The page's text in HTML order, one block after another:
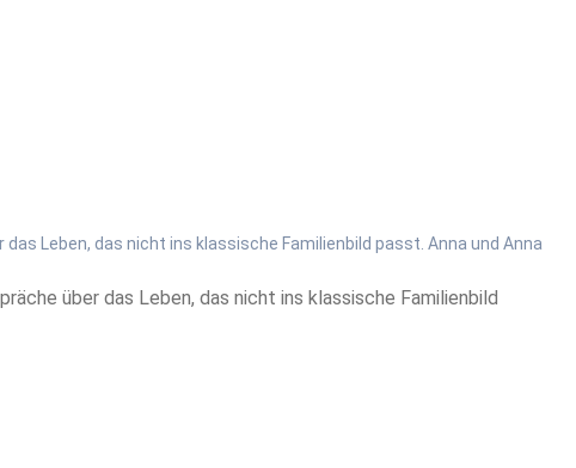
Leben, das nicht ins klassische Familienbild passt. Anna und Anna
über das Leben, das nicht ins klassische Familienbild